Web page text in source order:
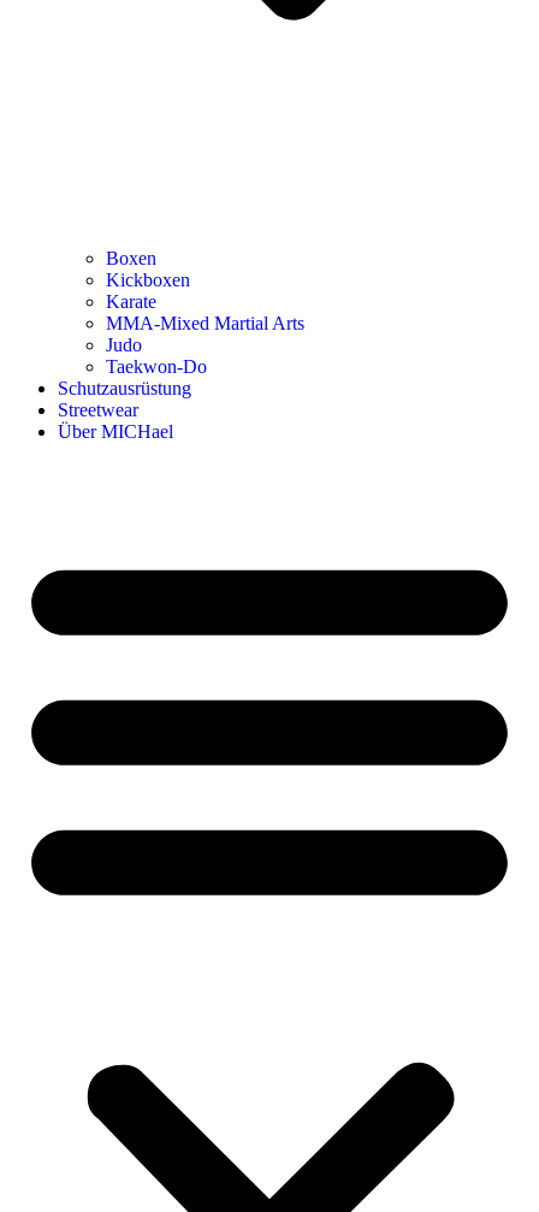
Boxen
Kickboxen
Karate
MMA-Mixed Martial Arts
Judo
Taekwon-Do
Schutzausrüstung
Streetwear
Über MICHael